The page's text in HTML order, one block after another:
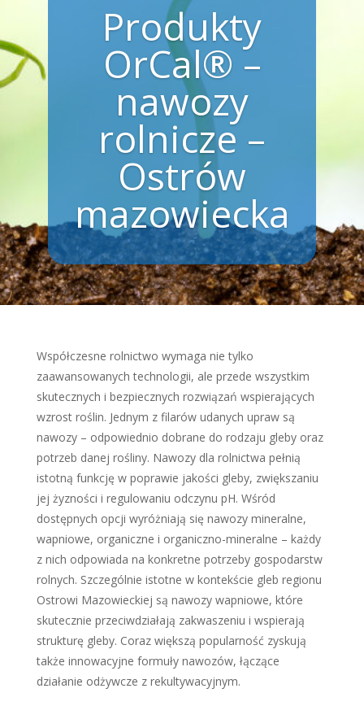
Produkty
OrCal® –
nawozy
rolnicze –
Ostrów
mazowiecka
Współczesne rolnictwo wymaga nie tylko
zaawansowanych technologii, ale przede wszystkim
skutecznych i bezpiecznych rozwiązań wspierających
wzrost roślin. Jednym z filarów udanych upraw są
nawozy – odpowiednio dobrane do rodzaju gleby oraz
potrzeb danej rośliny. Nawozy dla rolnictwa pełnią
istotną funkcję w poprawie jakości gleby, zwiększaniu
jej żyzności i regulowaniu odczynu pH. Wśród
dostępnych opcji wyróżniają się nawozy mineralne,
wapniowe, organiczne i organiczno-mineralne – każdy
z nich odpowiada na konkretne potrzeby gospodarstw
rolnych. Szczególnie istotne w kontekście gleb regionu
Ostrowi Mazowieckiej są nawozy wapniowe, które
skutecznie przeciwdziałają zakwaszeniu i wspierają
strukturę gleby. Coraz większą popularność zyskują
także innowacyjne formuły nawozów, łączące
działanie odżywcze z rekultywacyjnym.